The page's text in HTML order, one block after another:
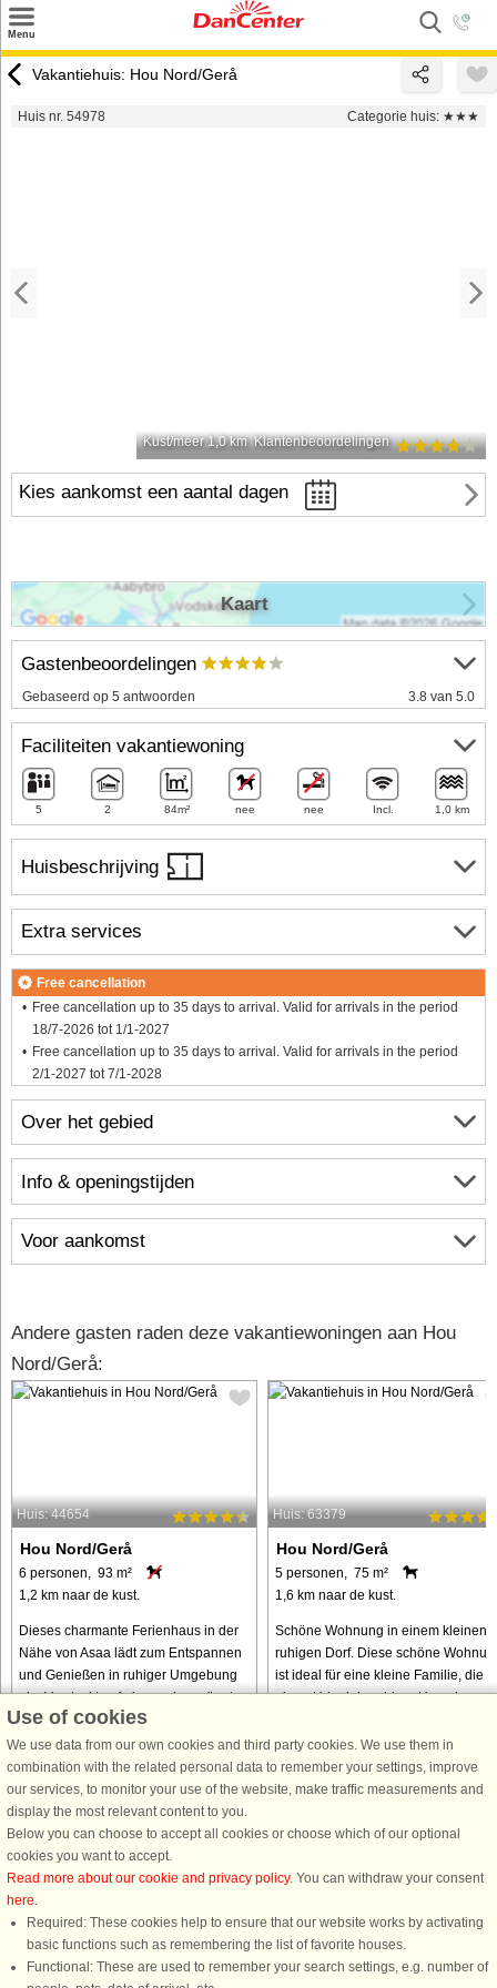
Menu
Inspiratie
Vakantiehuis: Hou Nord/Gerå
Huis nr. 54978 Categorie huis: ★★★
Kust/meer 1,0 km Klantenbeoordelingen
Kies aankomst een aantal dagen
Huisbeschrijving
Over het gebied
Info & openingstijden
Voor aankomst
Gastenbeoordelingen
Gebaseerd op 5 antwoorden 3.8 van 5.0
Faciliteiten vakantiewoning
5 2 84m² nee nee Incl. 1,0 km
Extra services
Free cancellation
Free cancellation up to 35 days to arrival. Valid for arrivals in the period
18/7-2026 tot 1/1-2027
Free cancellation up to 35 days to arrival. Valid for arrivals in the period
2/1-2027 tot 7/1-2028
Kaart
Andere gasten raden deze vakantiewoningen aan Hou
Nord/Gerå:
Huis: 44654
Hou Nord/Gerå
6 personen, 93 m²
1,2 km naar de kust.
Dieses charmante Ferienhaus in der
Nähe von Asaa lädt zum Entspannen
und Genießen in ruhiger Umgebung
ein. Versteckt auf einem eingezäunten
Grundstück bietet es Privatsphäre und
viel Platz zum Entspannen ...
van € 489
Huis: 63379
Hou Nord/Gerå
5 personen, 75 m²
1,6 km naar de kust.
Schöne Wohnung in einem kleinen,
ruhigen Dorf. Diese schöne
ist ideal für eine kleine Familie, die
einen Urlaub in ruhiger Umgebung
bis zu fünf Personen ...
van € 292
DanCenter A/S - Kronprinsensgade 3, 2. - 1114 København K - Danmark
Use of cookies
We use data from our own cookies and third party cookies. We use them in
combination with the related personal data to remember your settings, improve
our services, to monitor your use of the website, make traffic measurements and
display the most relevant content to you.
Below you can choose to accept all cookies or choose which of our optional
cookies you want to accept.
Read more about our cookie and privacy policy. You can withdraw your consent
here.
Required: These cookies help to ensure that our website works by activating
basic functions such as remembering the list of favorite houses.
Functional: These are used to remember your search settings, e.g. number of